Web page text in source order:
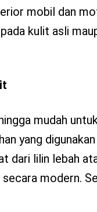
mobil dan
kulit asli
mudah
yang
dari lilin lebah
secara modern.